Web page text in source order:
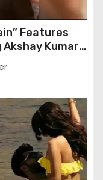
Features
Kumar,
and More